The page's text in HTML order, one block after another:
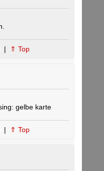
| ⇑ Top
gelbe karte
| ⇑ Top